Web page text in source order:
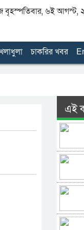
৬ই আগস্ট,
চাকরির খবর
এই